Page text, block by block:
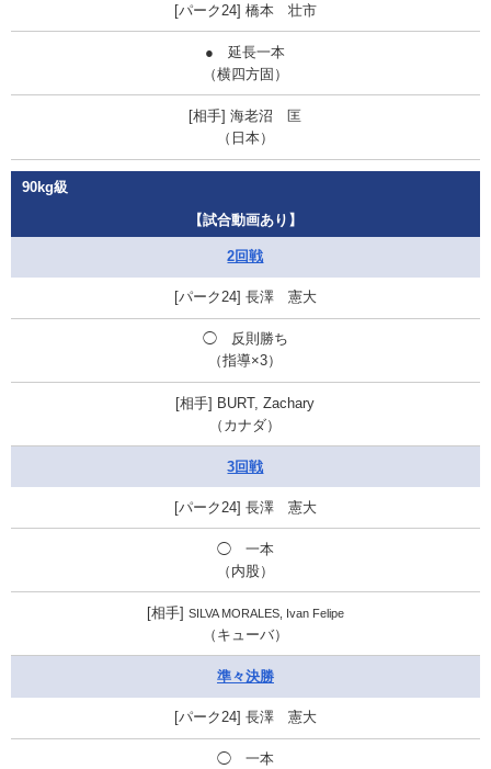
橋本 壮市
● 延長一本
（横四方固）
海老沼 匡
（日本）
90kg級
【試合動画あり】
2回戦
長澤 憲大
◯ 反則勝ち
（指導×3）
BURT, Zachary
（カナダ）
3回戦
長澤 憲大
◯ 一本
（内股）
SILVA MORALES, Ivan Felipe
（キューバ）
準々決勝
長澤 憲大
◯ 一本